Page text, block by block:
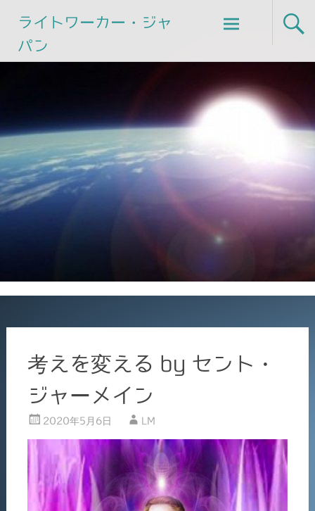
ライトワーカー・ジャ
パン
Skip
to
考えを変える by セント・
ジャーメイン
2020年5月6日 LM